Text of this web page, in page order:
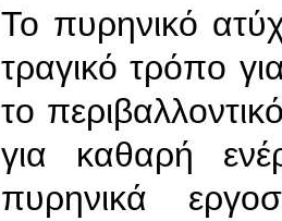
Το πυρηνικό
τραγικό τρόπο
το
για καθαρή
πυρηνικά